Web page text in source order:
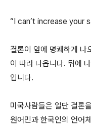
“I can’t increase your
결론이 앞에 명쾌하게 나
이 따라 나옵니다. 뒤에
입니다.
미국사람들은 일단 결론
원어민과 한국인의 언어